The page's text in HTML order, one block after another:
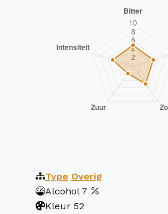
Type Overig
Alcohol 7
Kleur 52